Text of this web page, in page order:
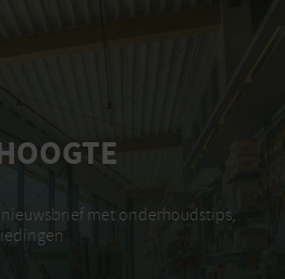
met onderhoudstips,